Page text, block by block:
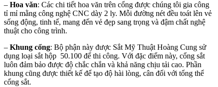
– Hoa văn: Các chi tiết hoa văn trên cổng được chúng tôi gia công
tỉ mỉ mằng công nghệ CNC dày 2 ly. Mỗi đường nét đều toát lên vẻ
sống động, tinh tế, mang đến vẻ đẹp sang trọng và đậm chất nghệ
thuật cho công trình.
– Khung cổng: Bộ phận này được Sắt Mỹ Thuật Hoàng Cung sử
dụng loại sắt hộp 50.100 để thi công. Với đặc điểm này, cổng sắt
luôn đảm bảo được độ chắc chắn và khả năng chịu tải cao. Phần
khung cũng được thiết kế để tạo độ hài lòng, cân đối với tổng thể
cổng sắt.